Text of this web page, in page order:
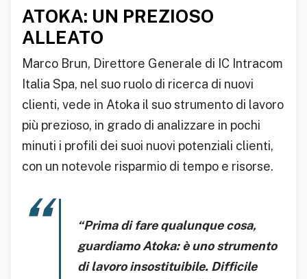
ATOKA: UN PREZIOSO
ALLEATO
Marco Brun, Direttore Generale di IC Intracom
Italia Spa, nel suo ruolo di ricerca di nuovi
clienti, vede in Atoka il suo strumento di lavoro
più prezioso, in grado di analizzare in pochi
minuti i profili dei suoi nuovi potenziali clienti,
con un notevole risparmio di tempo e risorse.
“Prima di fare qualunque cosa,
guardiamo Atoka: è uno strumento
di lavoro insostituibile. Difficile